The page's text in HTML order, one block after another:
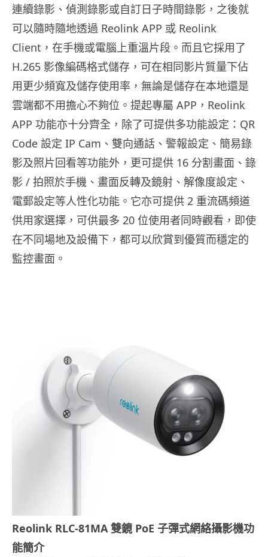
連續錄影、偵測錄影或自訂日子時間錄影，之後就
可以隨時隨地透過 Reolink APP 或 Reolink
Client，在手機或電腦上重溫片段。而且它採用了
H.265 影像編碼格式儲存，可在相同影片質量下佔
用更少頻寬及儲存使用率，無論是儲存在本地還是
雲端都不用擔心不夠位。提起專屬 APP，Reolink
APP 功能亦十分齊全，除了可提供多功能設定：QR
Code 設定 IP Cam、雙向通話、警報設定、簡易錄
影及照片回看等功能外，更可提供 16 分割畫面、錄
影 / 拍照於手機、畫面反轉及鏡射、解像度設定、
電郵設定等人性化功能。它亦可提供 2 重流碼頻道
供用家選擇，可供最多 20 位使用者同時觀看，即使
在不同場地及設備下，都可以欣賞到優質而穩定的
監控畫面。
Reolink RLC-81MA 雙鏡 PoE 子彈式網絡攝影機功
能簡介